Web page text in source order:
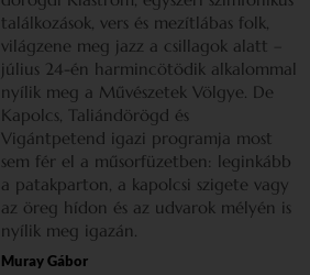
találkozások, vers és mezítlábas folk,
világzene meg jazz a csillagok alatt –
július 24-én harmincötödik alkalommal
nyílik meg a Művészetek Völgye. De
Kapolcs, Taliándörögd és
Vigántpetend igazi programja most
sem fér el a műsorfüzetben: leginkább
a patakparton, a kapolcsi szigete vagy
az öreg hídon és az udvarok mélyén is
nyílik meg igazán.
Muray Gábor